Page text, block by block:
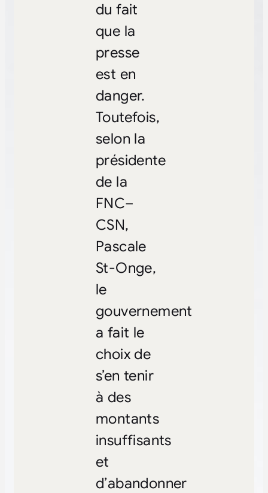
du fait
que la
presse
est en
danger.
Toutefois,
selon la
présidente
de la
FNC–
CSN,
Pascale
St-Onge,
le
gouvernement
a fait le
choix de
s’en tenir
à des
montants
insuffisants
et
d’abandonner